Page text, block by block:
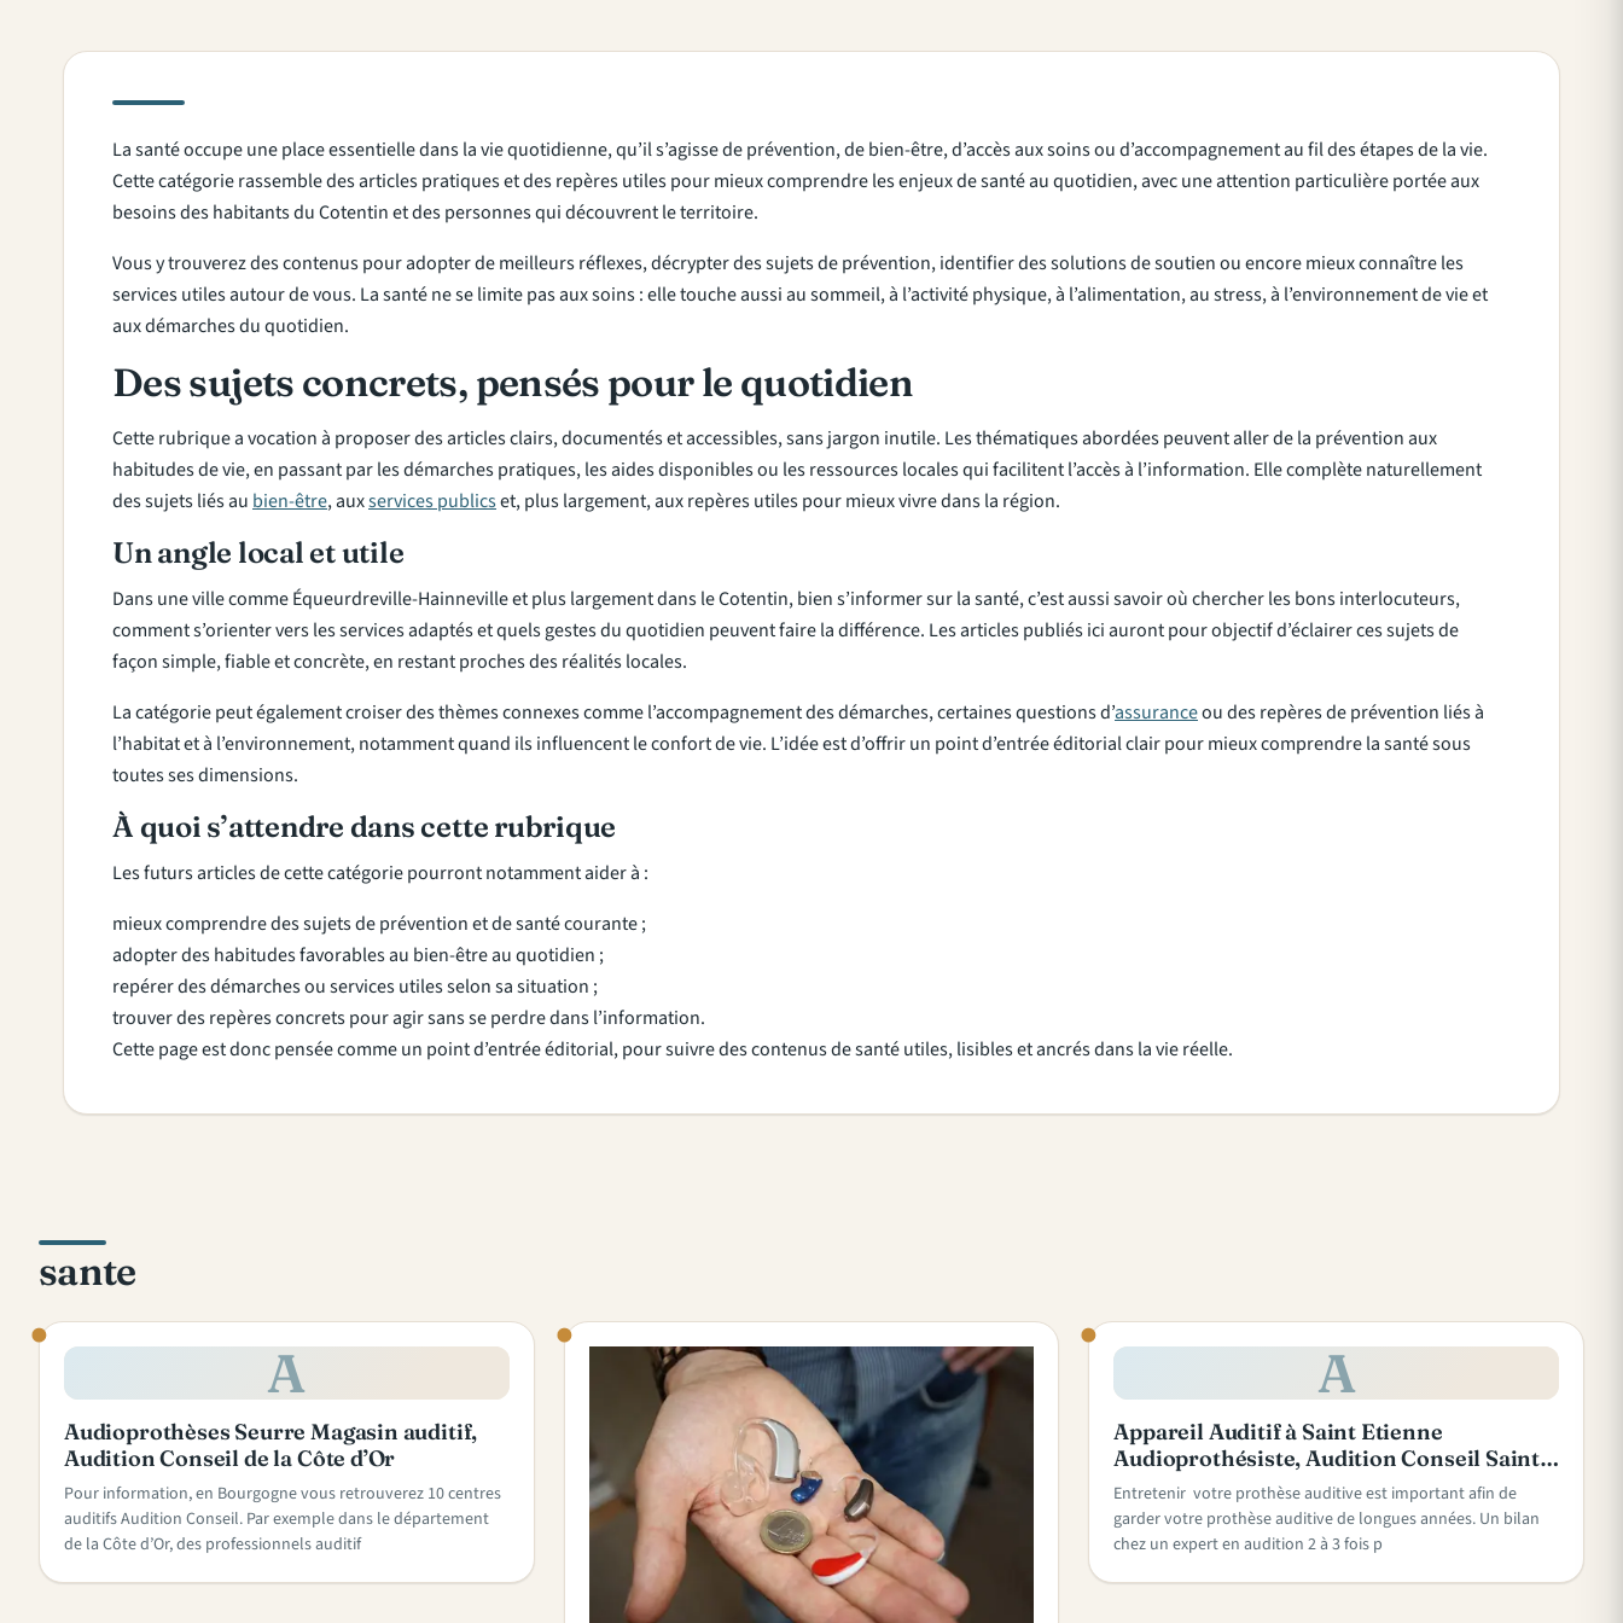
La santé occupe une place essentielle dans la vie quotidienne, qu’il s’agisse de prévention, de bien-être, d’accès aux soins ou d’accompagnement au fil des étapes de la vie.
Cette catégorie rassemble des articles pratiques et des repères utiles pour mieux comprendre les enjeux de santé au quotidien, avec une attention particulière portée aux
besoins des habitants du Cotentin et des personnes qui découvrent le territoire.
Vous y trouverez des contenus pour adopter de meilleurs réflexes, décrypter des sujets de prévention, identifier des solutions de soutien ou encore mieux connaître les
services utiles autour de vous. La santé ne se limite pas aux soins : elle touche aussi au sommeil, à l’activité physique, à l’alimentation, au stress, à l’environnement de vie et
aux démarches du quotidien.
Des sujets concrets, pensés pour le quotidien
Cette rubrique a vocation à proposer des articles clairs, documentés et accessibles, sans jargon inutile. Les thématiques abordées peuvent aller de la prévention aux
habitudes de vie, en passant par les démarches pratiques, les aides disponibles ou les ressources locales qui facilitent l’accès à l’information. Elle complète naturellement
des sujets liés au bien-être, auxservices publicset, plus largement, aux repères utiles pour mieux vivre dans la région.
Un angle local et utile
Dans une ville comme Équeurdreville-Hainneville et plus largement dans le Cotentin, bien s’informer sur la santé, c’est aussi savoir où chercher les bons interlocuteurs,
comment s’orienter vers les services adaptés et quels gestes du quotidien peuvent faire la différence. Les articles publiés ici auront pour objectif d’éclairer ces sujets de
façon simple, fiable et concrète, en restant proches des réalités locales.
La catégorie peut également croiser des thèmes connexes comme l’accompagnement des démarches, certaines questions d’assuranceou des repères de prévention liés à
l’habitat et à l’environnement, notamment quand ils influencent le confort de vie. L’idée est d’offrir un point d’entrée éditorial clair pour mieux comprendre la santé sous
toutes ses dimensions.
À quoi s’attendre dans cette rubrique
Les futurs articles de cette catégorie pourront notamment aider à :
mieux comprendre des sujets de prévention et de santé courante ;
adopter des habitudes favorables au bien-être au quotidien ;
repérer des démarches ou services utiles selon sa situation ;
trouver des repères concrets pour agir sans se perdre dans l’information.
Cette page est donc pensée comme un point d’entrée éditorial, pour suivre des contenus de santé utiles, lisibles et ancrés dans la vie réelle.
sante
A
Audioprothèses Seurre Magasin auditif,
Audition Conseil de la Côte d’Or
Pour information, en Bourgogne vous retrouverez 10 centres
auditifs Audition Conseil. Par exemple dans le département
de la Côte d’Or, des professionnels auditif
A
Appareil Auditif à Saint Etienne
Audioprothésiste, Audition Conseil Saint…
Entretenir votre prothèse auditive est important afin de
garder votre prothèse auditive de longues années. Un bilan
chez un expert en audition 2 à 3 fois p